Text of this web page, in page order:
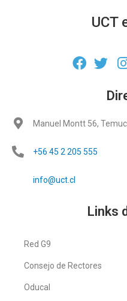
UCT
Manuel Montt 56,
+56 45 2 205 555
info@uct.cl
Links
Red G9
Consejo de Rectores
Oducal